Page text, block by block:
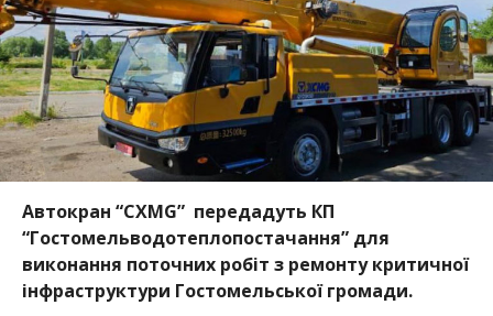
Автокран “CXMG” передадуть КП
“Гостомельводотеплопостачання” для
виконання поточних робіт з ремонту критичної
інфраструктури Гостомельської громади.